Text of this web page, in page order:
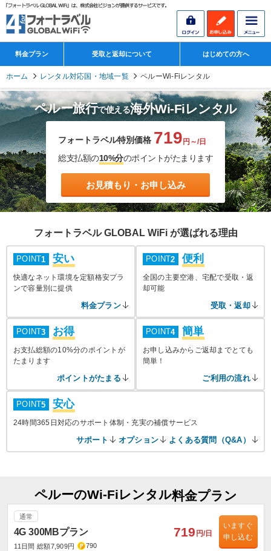
料金プラン 受取と返却について はじめての方へ
ホーム レンタル対応国・地域一覧 ペルーWi-Fiレンタル
ペルー旅行で使える海外Wi-Fiレンタル
フォートラベル特別価格 719円～/日
総支払額の10%分のポイントがたまります
お見積もり・お申し込み
フォートラベル GLOBAL WiFi が選ばれる理由
POINT1 安い
快適なネット環境を定額格安プラ
ンで容量別に提供
料金プラン
POINT2 便利
全国の主要空港、宅配で受取・返
却可能
受取・返却
POINT3 お得
お支払総額の10%分のポイントが
たまります
ポイントがたまる
POINT4 簡単
お申し込みからご返却までとても
簡単！
ご利用の流れ
POINT5 安心
24時間365日対応のサポート体制・充実の補償サービス
サポート オプション よくある質問（Q&A）
ペルーのWi-Fiレンタル料金プラン
通常
4G 300MBプラン
11日間 総額7,909円 790
719 円/日
いますぐ
申し込む